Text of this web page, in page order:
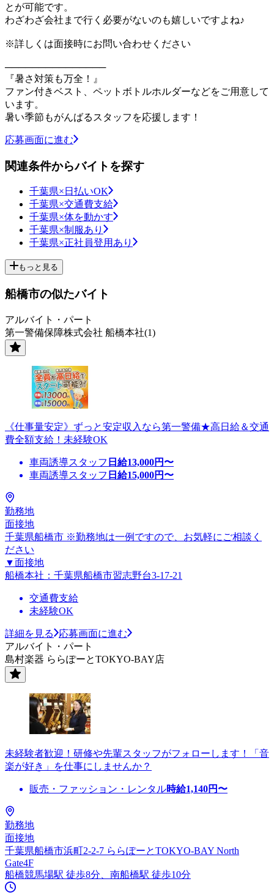
とが可能です。
わざわざ会社まで行く必要がないのも嬉しいですよね♪
※詳しくは面接時にお問い合わせください
───────────────
『暑さ対策も万全！』
ファン付きベスト、ペットボトルホルダーなどをご用意して
います。
暑い季節もがんばるスタッフを応援します！
応募画面に進む
関連条件からバイトを探す
千葉県×日払いOK
千葉県×交通費支給
千葉県×体を動かす
千葉県×制服あり
千葉県×正社員登用あり
もっと見る
船橋市の似たバイト
アルバイト・パート
第一警備保障株式会社 船橋本社(1)
《仕事量安定》ずっと安定収入なら第一警備★高日給＆交通
費全額支給！未経験OK
車両誘導スタッフ 日給13,000円〜
車両誘導スタッフ 日給15,000円〜
勤務地
面接地
千葉県船橋市 ※勤務地は一例ですので、お気軽にご相談く
ださい
▼面接地
船橋本社：千葉県船橋市習志野台3-17-21
交通費支給
未経験OK
詳細を見る
応募画面に進む
アルバイト・パート
島村楽器 ららぽーとTOKYO-BAY店
未経験者歓迎！研修や先輩スタッフがフォローします！「音
楽が好き」を仕事にしませんか？
販売・ファッション・レンタル時給1,140円〜
勤務地
面接地
千葉県船橋市浜町2-2-7 ららぽーとTOKYO-BAY North
Gate4F
船橋競馬場駅 徒歩8分、南船橋駅 徒歩10分